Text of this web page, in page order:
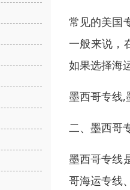
常见的美国
一般来说，
如果选择海
墨西哥专线,
二、墨西哥
墨西哥专线
哥海运专线